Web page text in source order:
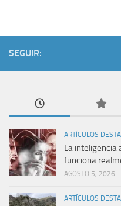
SEGUIR:
ARTÍCULOS
La inteligencia
funciona
AGOSTO 5, 2026
ARTÍCULOS